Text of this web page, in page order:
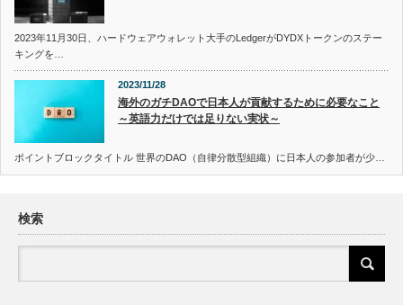
2023年11月30日、ハードウェアウォレット大手のLedgerがDYDXトークンのステー
キングを…
2023/11/28
海外のガチDAOで日本人が貢献するために必要なこと
～英語力だけでは足りない実状～
ポイントブロックタイトル 世界のDAO（自律分散型組織）に日本人の参加者が少…
検索